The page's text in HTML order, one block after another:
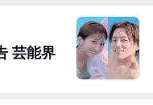
芸能界